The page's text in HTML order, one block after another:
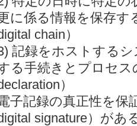
に係る情報を保存す
chain）
記録をホストするシ
る手続きとプロセ
）
子記録の真正性を保
digital signature）が